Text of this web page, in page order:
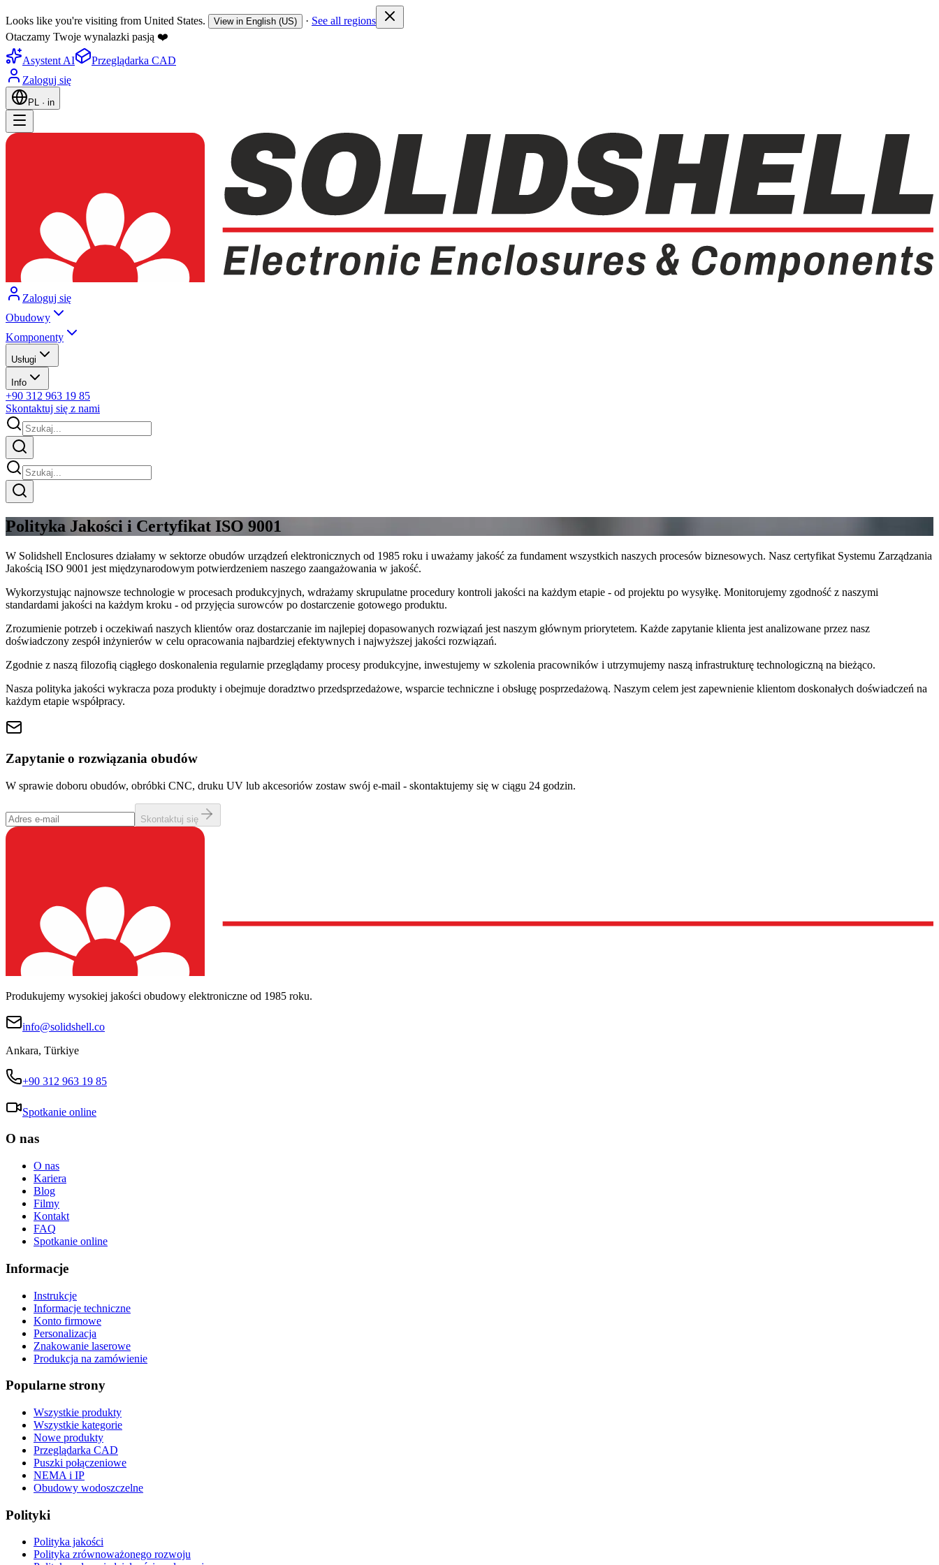
Looks like you're visiting from United States. View in English (US) · See all regions
Otaczamy Twoje wynalazki pasją ❤️
Asystent AI
Przeglądarka CAD
Zaloguj się
PL · in
Zaloguj się
Obudowy
Komponenty
Usługi
Info
+90 312 963 19 85
Skontaktuj się z nami
Polityka Jakości i Certyfikat ISO 9001
W Solidshell Enclosures działamy w sektorze obudów urządzeń elektronicznych od 1985 roku i uważamy jakość za fundament wszystkich naszych procesów biznesowych. Nasz certyfikat Systemu Zarządzania
Jakością ISO 9001 jest międzynarodowym potwierdzeniem naszego zaangażowania w jakość.
Wykorzystując najnowsze technologie w procesach produkcyjnych, wdrażamy skrupulatne procedury kontroli jakości na każdym etapie - od projektu po wysyłkę. Monitorujemy zgodność z naszymi
standardami jakości na każdym kroku - od przyjęcia surowców po dostarczenie gotowego produktu.
Zrozumienie potrzeb i oczekiwań naszych klientów oraz dostarczanie im najlepiej dopasowanych rozwiązań jest naszym głównym priorytetem. Każde zapytanie klienta jest analizowane przez nasz
doświadczony zespół inżynierów w celu opracowania najbardziej efektywnych i najwyższej jakości rozwiązań.
Zgodnie z naszą filozofią ciągłego doskonalenia regularnie przeglądamy procesy produkcyjne, inwestujemy w szkolenia pracowników i utrzymujemy naszą infrastrukturę technologiczną na bieżąco.
Nasza polityka jakości wykracza poza produkty i obejmuje doradztwo przedsprzedażowe, wsparcie techniczne i obsługę posprzedażową. Naszym celem jest zapewnienie klientom doskonałych doświadczeń na
każdym etapie współpracy.
Zapytanie o rozwiązania obudów
W sprawie doboru obudów, obróbki CNC, druku UV lub akcesoriów zostaw swój e-mail - skontaktujemy się w ciągu 24 godzin.
Skontaktuj się
Produkujemy wysokiej jakości obudowy elektroniczne od 1985 roku.
info@solidshell.co
Ankara, Türkiye
+90 312 963 19 85
Spotkanie online
O nas
O nas
Kariera
Blog
Filmy
Kontakt
FAQ
Spotkanie online
Informacje
Instrukcje
Informacje techniczne
Konto firmowe
Personalizacja
Znakowanie laserowe
Produkcja na zamówienie
Popularne strony
Wszystkie produkty
Wszystkie kategorie
Nowe produkty
Przeglądarka CAD
Puszki połączeniowe
NEMA i IP
Obudowy wodoszczelne
Polityki
Polityka jakości
Polityka zrównoważonego rozwoju